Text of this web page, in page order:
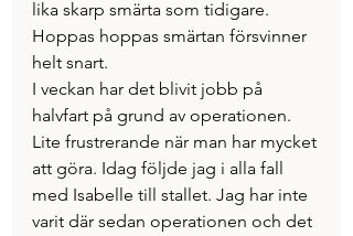
lika skarp smärta som tidigare.
Hoppas hoppas smärtan försvinner
helt snart.
I veckan har det blivit jobb på
halvfart på grund av operationen.
Lite frustrerande när man har mycket
att göra. Idag följde jag i alla fall
med Isabelle till stallet. Jag har inte
varit där sedan operationen och det